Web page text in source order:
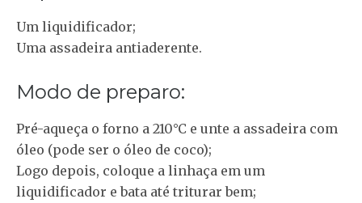
Um liquidificador;
Uma assadeira antiaderente.
Modo de preparo:
Pré-aqueça o forno a 210°C e unte a assadeira com
óleo (pode ser o óleo de coco);
Logo depois, coloque a linhaça em um
liquidificador e bata até triturar bem;